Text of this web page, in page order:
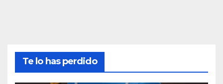
Te lo has perdido